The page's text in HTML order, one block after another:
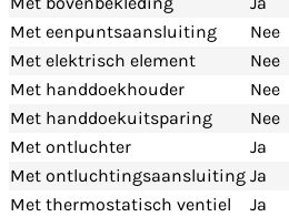
Met eenpuntsaansluiting
Nee
Met elektrisch element
Nee
Met handdoekhouder
Nee
Met handdoekuitsparing
Nee
Met ontluchter
Ja
Met ontluchtingsaansluiting Ja
Met thermostatisch ventiel
Ja